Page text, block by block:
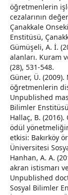
öğretmenlerin
cezalarının
Çanakkale
Enstitüsü,
Gümüşeli, A. İ.
alanları. Kuram
(28), 531-548.
Güner, Ü.
öğretmenlerin
Unpublished
Bilimler
Hallaç, B.
ödül
etkisi: Bakırköy
Üniversitesi
Hanhan, A. A.
akran istismarı
Unpublished
Sosyal Bilimler